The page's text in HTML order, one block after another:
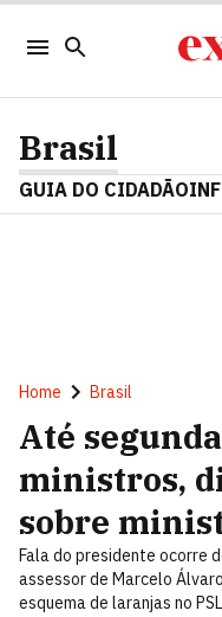
Brasil
GUIA DO CIDADÃO
Home Brasil
Até
ministros,
sobre
Fala do presidente ocorre
assessor de Marcelo
esquema de laranjas no PSL